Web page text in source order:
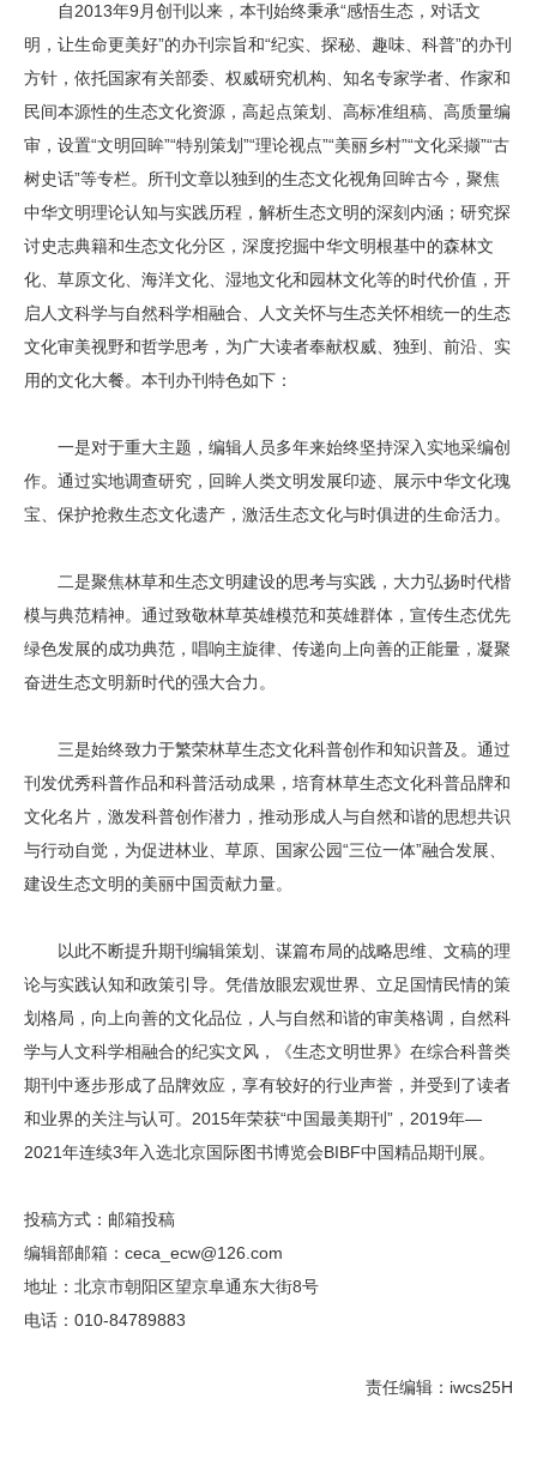
自2013年9月创刊以来，本刊始终秉承“感悟生态，对话文
明，让生命更美好”的办刊宗旨和“纪实、探秘、趣味、科普”的办刊
方针，依托国家有关部委、权威研究机构、知名专家学者、作家和
民间本源性的生态文化资源，高起点策划、高标准组稿、高质量编
审，设置“文明回眸”“特别策划”“理论视点”“美丽乡村”“文化采撷”“古
树史话”等专栏。所刊文章以独到的生态文化视角回眸古今，聚焦
中华文明理论认知与实践历程，解析生态文明的深刻内涵；研究探
讨史志典籍和生态文化分区，深度挖掘中华文明根基中的森林文
化、草原文化、海洋文化、湿地文化和园林文化等的时代价值，开
启人文科学与自然科学相融合、人文关怀与生态关怀相统一的生态
文化审美视野和哲学思考，为广大读者奉献权威、独到、前沿、实
用的文化大餐。本刊办刊特色如下：
一是对于重大主题，编辑人员多年来始终坚持深入实地采编创
作。通过实地调查研究，回眸人类文明发展印迹、展示中华文化瑰
宝、保护抢救生态文化遗产，激活生态文化与时俱进的生命活力。
二是聚焦林草和生态文明建设的思考与实践，大力弘扬时代楷
模与典范精神。通过致敬林草英雄模范和英雄群体，宣传生态优先
绿色发展的成功典范，唱响主旋律、传递向上向善的正能量，凝聚
奋进生态文明新时代的强大合力。
三是始终致力于繁荣林草生态文化科普创作和知识普及。通过
刊发优秀科普作品和科普活动成果，培育林草生态文化科普品牌和
文化名片，激发科普创作潜力，推动形成人与自然和谐的思想共识
与行动自觉，为促进林业、草原、国家公园“三位一体”融合发展、
建设生态文明的美丽中国贡献力量。
以此不断提升期刊编辑策划、谋篇布局的战略思维、文稿的理
论与实践认知和政策引导。凭借放眼宏观世界、立足国情民情的策
划格局，向上向善的文化品位，人与自然和谐的审美格调，自然科
学与人文科学相融合的纪实文风，《生态文明世界》在综合科普类
期刊中逐步形成了品牌效应，享有较好的行业声誉，并受到了读者
和业界的关注与认可。2015年荣获“中国最美期刊”，2019年—
2021年连续3年入选北京国际图书博览会BIBF中国精品期刊展。
投稿方式：邮箱投稿
编辑部邮箱：ceca_ecw@126.com
地址：北京市朝阳区望京阜通东大街8号
电话：010-84789883
责任编辑：iwcs25H